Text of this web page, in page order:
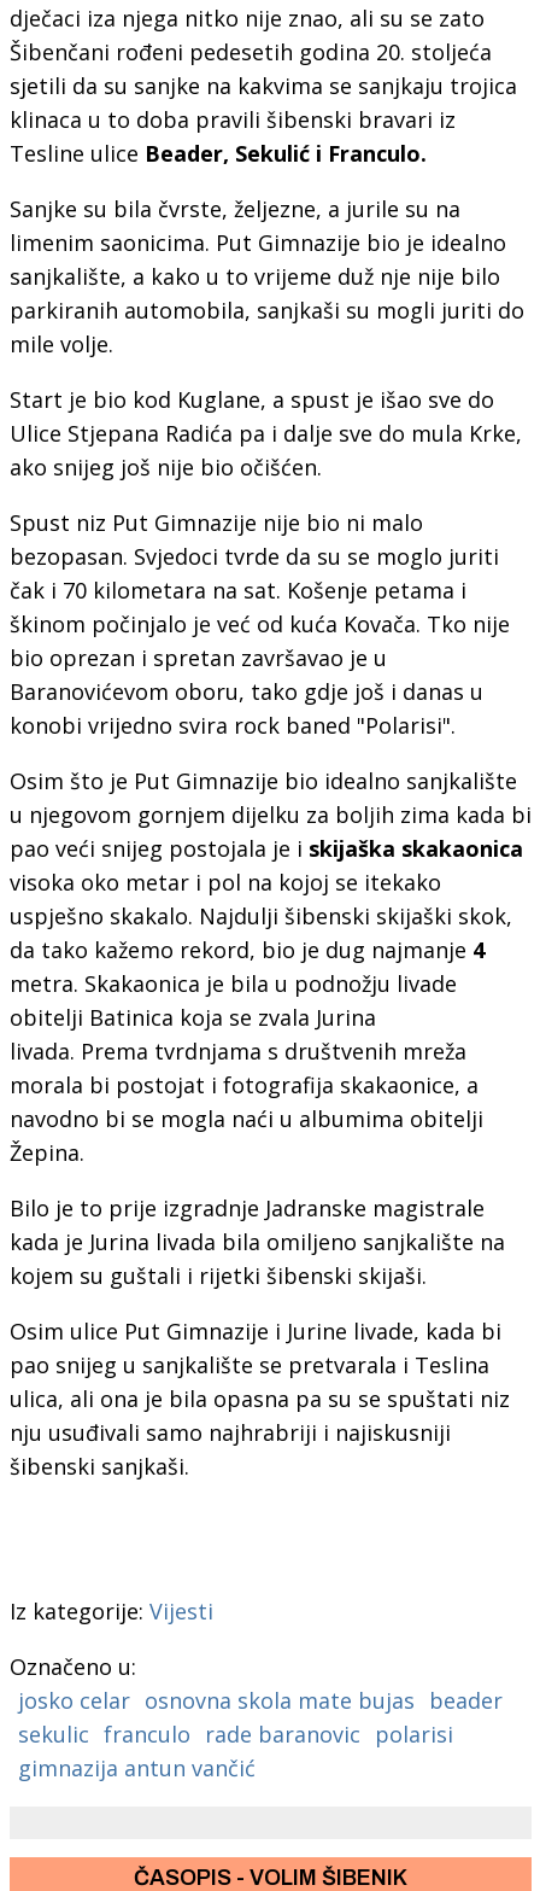
dječaci iza njega nitko nije znao, ali su se zato
Šibenčani rođeni pedesetih godina 20. stoljeća
sjetili da su sanjke na kakvima se sanjkaju trojica
klinaca u to doba pravili šibenski bravari iz
Tesline ulice Beader, Sekulić i Franculo.
Sanjke su bila čvrste, željezne, a jurile su na
limenim saonicima. Put Gimnazije bio je idealno
sanjkalište, a kako u to vrijeme duž nje nije bilo
parkiranih automobila, sanjkaši su mogli juriti do
mile volje.
Start je bio kod Kuglane, a spust je išao sve do
Ulice Stjepana Radića pa i dalje sve do mula Krke,
ako snijeg još nije bio očišćen.
Spust niz Put Gimnazije nije bio ni malo
bezopasan. Svjedoci tvrde da su se moglo juriti
čak i 70 kilometara na sat. Košenje petama i
škinom počinjalo je već od kuća Kovača. Tko nije
bio oprezan i spretan završavao je u
Baranovićevom oboru, tako gdje još i danas u
konobi vrijedno svira rock baned "Polarisi".
Osim što je Put Gimnazije bio idealno sanjkalište
u njegovom gornjem dijelku za boljih zima kada bi
pao veći snijeg postojala je i skijaška skakaonica
visoka oko metar i pol na kojoj se itekako
uspješno skakalo. Najdulji šibenski skijaški skok,
da tako kažemo rekord, bio je dug najmanje 4
metra. Skakaonica je bila u podnožju livade
obitelji Batinica koja se zvala Jurina
livada. Prema tvrdnjama s društvenih mreža
morala bi postojat i fotografija skakaonice, a
navodno bi se mogla naći u albumima obitelji
Žepina.
Bilo je to prije izgradnje Jadranske magistrale
kada je Jurina livada bila omiljeno sanjkalište na
kojem su guštali i rijetki šibenski skijaši.
Osim ulice Put Gimnazije i Jurine livade, kada bi
pao snijeg u sanjkalište se pretvarala i Teslina
ulica, ali ona je bila opasna pa su se spuštati niz
nju usuđivali samo najhrabriji i najiskusniji
šibenski sanjkaši.
Iz kategorije: Vijesti
Označeno u:
josko celar osnovna skola mate bujas
beader
sekulic franculo rade baranovic
polarisi
gimnazija antun vančić
ČASOPIS - VOLIM ŠIBENIK